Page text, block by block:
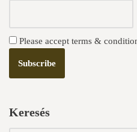
Please accept terms &
Keresés